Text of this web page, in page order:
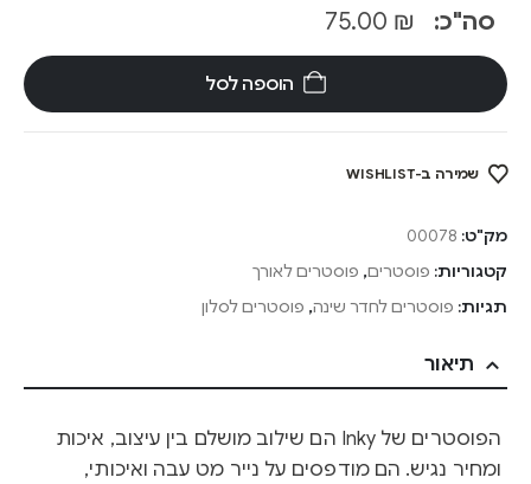
סה"כ: ₪
הוספה לסל
שמירה ב-WISHLIST
מק"ט: 00078
קטגוריות: פוסטרים, פוסטרים לאורך
תגיות: פוסטרים לחדר שינה, פוסטרים לסלון
תיאור
הפוסטרים של Inky הם שילוב מושלם בין עיצוב, איכות
ומחיר נגיש. הם מודפסים על נייר מט עבה ואיכותי,